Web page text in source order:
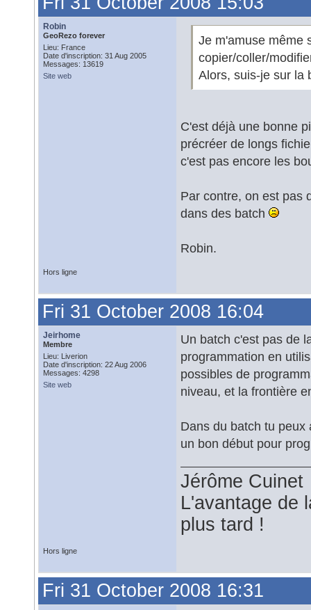
Robin
GeoRezo forever
Lieu: France
Date d'inscription: 31 Aug 2005
Messages: 13619
Site web
Je m'amuse même
copier/coller/
Alors, suis-je sur la
C'est déjà une bonne
précréer de longs
c'est pas encore les
Par contre, on est pas
dans des batch
Robin.
Hors ligne
Fri 31 October 2008 16:04
Jeirhome
Membre
Lieu: Liverion
Date d'inscription: 22 Aug 2006
Messages: 4298
Site web
Un batch c'est pas de
programmation en
possibles de
niveau, et la frontière
Dans du batch tu
un bon début pour
Jérôme Cuinet
L'avantage de
plus tard !
Hors ligne
Fri 31 October 2008 16:31